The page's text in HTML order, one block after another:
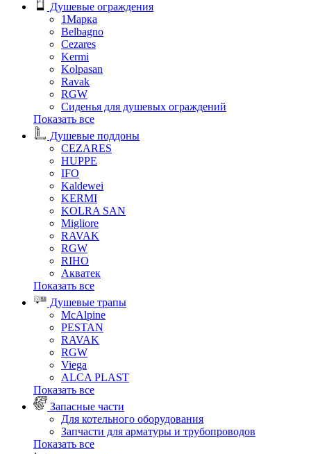
Душевые ограждения
1Марка
Belbagno
Cezares
Kermi
Kolpasan
Ravak
RGW
Сиденья для душевых ограждений
Показать все
Душевые поддоны
CEZARES
HUPPE
IFO
Kaldewei
KERMI
KOLRA SAN
Migliore
RAVAK
RGW
RIHO
Акватек
Показать все
Душевые трапы
McAlpine
PESTAN
RAVAK
RGW
Viega
АLCA PLAST
Показать все
Запасные части
Для котельного оборудования
Запчасти для арматуры и трубопроводов
Показать все